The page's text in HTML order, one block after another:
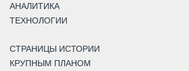
АНАЛИТИКА
ТЕХНОЛОГИИ
СТРАНИЦЫ ИСТОРИИ
КРУПНЫМ ПЛАНОМ